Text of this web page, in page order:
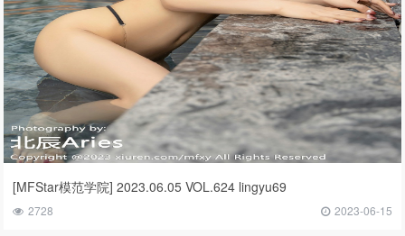
[MFStar模范学院] 2023.06.05 VOL.624 lingyu69
2728 2023-06-15